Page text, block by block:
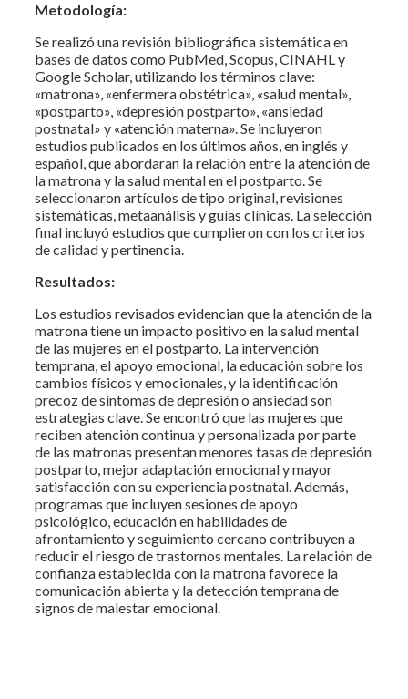
Metodología:
Se realizó una revisión bibliográfica sistemática en
bases de datos como PubMed, Scopus, CINAHL y
Google Scholar, utilizando los términos clave:
«matrona», «enfermera obstétrica», «salud mental»,
«postparto», «depresión postparto», «ansiedad
postnatal» y «atención materna». Se incluyeron
estudios publicados en los últimos años, en inglés y
español, que abordaran la relación entre la atención de
la matrona y la salud mental en el postparto. Se
seleccionaron artículos de tipo original, revisiones
sistemáticas, metaanálisis y guías clínicas. La selección
final incluyó estudios que cumplieron con los criterios
de calidad y pertinencia.
Resultados:
Los estudios revisados evidencian que la atención de la
matrona tiene un impacto positivo en la salud mental
de las mujeres en el postparto. La intervención
temprana, el apoyo emocional, la educación sobre los
cambios físicos y emocionales, y la identificación
precoz de síntomas de depresión o ansiedad son
estrategias clave. Se encontró que las mujeres que
reciben atención continua y personalizada por parte
de las matronas presentan menores tasas de depresión
postparto, mejor adaptación emocional y mayor
satisfacción con su experiencia postnatal. Además,
programas que incluyen sesiones de apoyo
psicológico, educación en habilidades de
afrontamiento y seguimiento cercano contribuyen a
reducir el riesgo de trastornos mentales. La relación de
confianza establecida con la matrona favorece la
comunicación abierta y la detección temprana de
signos de malestar emocional.